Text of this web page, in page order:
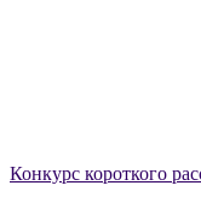
Конкурс короткого